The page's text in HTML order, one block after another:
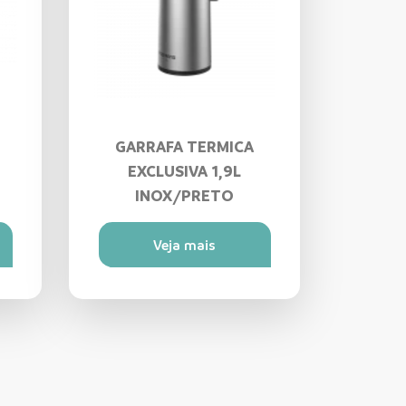
GARRAFA TERMICA
EXCLUSIVA 1,9L
INOX/PRETO
Veja mais